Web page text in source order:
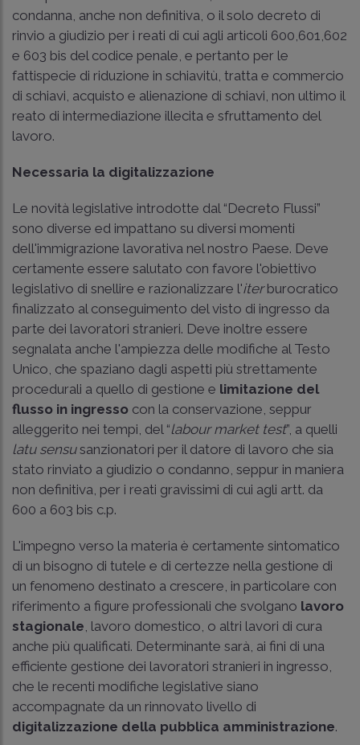
condanna, anche non definitiva, o il solo decreto di
rinvio a giudizio per i reati di cui agli articoli 600, 601, 602
e 603 bis del codice penale, e pertanto per le
fattispecie di riduzione in schiavitù, tratta e commercio
di schiavi, acquisto e alienazione di schiavi, non ultimo il
reato di intermediazione illecita e sfruttamento del
lavoro.
Necessaria la digitalizzazione
Le novità legislative introdotte dal “Decreto Flussi”
sono diverse ed impattano su diversi momenti
dell'immigrazione lavorativa nel nostro Paese. Deve
certamente essere salutato con favore l'obiettivo
legislativo di snellire e razionalizzare l'iterburocratico
finalizzato al conseguimento del visto di ingresso da
parte dei lavoratori stranieri. Deve inoltre essere
segnalata anche l'ampiezza delle modifiche al Testo
Unico, che spaziano dagli aspetti più strettamente
procedurali a quello di gestione e limitazione del
flusso in ingresso con la conservazione, seppur
alleggerito nei tempi, del “labour market test”, a quelli
latu sensusanzionatori per il datore di lavoro che sia
stato rinviato a giudizio o condanno, seppur in maniera
non definitiva, per i reati gravissimi di cui agli artt. da
600 a 603 bis c.p.
L'impegno verso la materia è certamente sintomatico
di un bisogno di tutele e di certezze nella gestione di
un fenomeno destinato a crescere, in particolare con
riferimento a figure professionali che svolgano lavoro
stagionale , lavoro domestico, o altri lavori di cura
anche più qualificati. Determinante sarà, ai fini di una
efficiente gestione dei lavoratori stranieri in ingresso,
che le recenti modifiche legislative siano
accompagnate da un rinnovato livello di
digitalizzazione della pubblica amministrazione.